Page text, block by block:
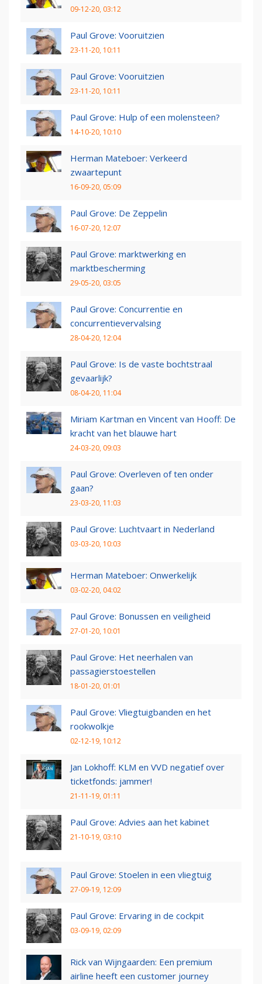
09-12-20, 03:12
Paul Grove: Vooruitzien
23-11-20, 10:11
Paul Grove: Vooruitzien
23-11-20, 10:11
Paul Grove: Hulp of een molensteen?
14-10-20, 10:10
Herman Mateboer: Verkeerd
zwaartepunt
16-09-20, 05:09
Paul Grove: De Zeppelin
16-07-20, 12:07
Paul Grove: marktwerking en
marktbescherming
29-05-20, 03:05
Paul Grove: Concurrentie en
concurrentievervalsing
28-04-20, 12:04
Paul Grove: Is de vaste bochtstraal
gevaarlijk?
08-04-20, 11:04
Miriam Kartman en Vincent van Hooff: De
kracht van het blauwe hart
24-03-20, 09:03
Paul Grove: Overleven of ten onder
gaan?
23-03-20, 11:03
Paul Grove: Luchtvaart in Nederland
03-03-20, 10:03
Herman Mateboer: Onwerkelijk
03-02-20, 04:02
Paul Grove: Bonussen en veiligheid
27-01-20, 10:01
Paul Grove: Het neerhalen van
passagierstoestellen
18-01-20, 01:01
Paul Grove: Vliegtuigbanden en het
rookwolkje
02-12-19, 10:12
Jan Lokhoff: KLM en VVD negatief over
ticketfonds: jammer!
21-11-19, 01:11
Paul Grove: Advies aan het kabinet
21-10-19, 03:10
Paul Grove: Stoelen in een vliegtuig
27-09-19, 12:09
Paul Grove: Ervaring in de cockpit
03-09-19, 02:09
Rick van Wijngaarden: Een premium
airline heeft een customer journey